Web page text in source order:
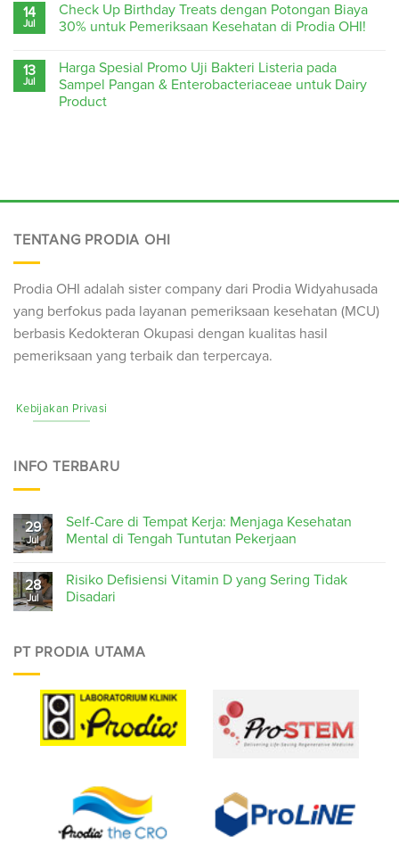
14
Jul
Check Up Birthday Treats dengan Potongan Biaya
30% untuk Pemeriksaan Kesehatan di Prodia OHI!
13
Jul
Harga Spesial Promo Uji Bakteri Listeria pada
Sampel Pangan & Enterobacteriaceae untuk Dairy
Product
TENTANG PRODIA OHI
Prodia OHI adalah sister company dari Prodia Widyahusada
yang berfokus pada layanan pemeriksaan kesehatan (MCU)
berbasis Kedokteran Okupasi dengan kualitas hasil
pemeriksaan yang terbaik dan terpercaya.
Kebijakan Privasi
INFO TERBARU
29
Jul
Self-Care di Tempat Kerja: Menjaga Kesehatan
Mental di Tengah Tuntutan Pekerjaan
28
Jul
Risiko Defisiensi Vitamin D yang Sering Tidak
Disadari
PT PRODIA UTAMA